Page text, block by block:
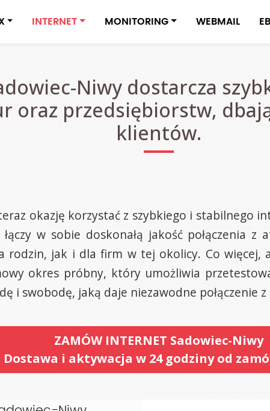
INTERNET MONITORING WEBMAIL
Niwy dostarcza
oraz przedsiębiorstw,
klientów.
okazję korzystać z szybkiego i stabilnego
w sobie doskonałą jakość połączenia
rodzin, jak i dla firm w tej okolicy. Co więcej,
okres próbny, który umożliwia
i swobodę, jaką daje niezawodne połączenie
ZAMÓW INTERNET Sadowiec-Niwy
Dostawa i aktywacja w 24 godziny od